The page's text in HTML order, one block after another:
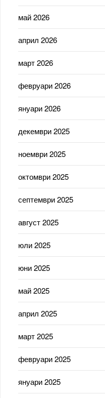
май 2026
април 2026
март 2026
февруари 2026
януари 2026
декември 2025
ноември 2025
октомври 2025
септември 2025
август 2025
юли 2025
юни 2025
май 2025
април 2025
март 2025
февруари 2025
януари 2025